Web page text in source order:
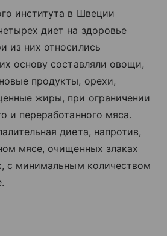
института в Швеции
диет на здоровье
из них относились
основу составляли овощи,
продукты, орехи,
жиры, при ограничении
и переработанного мяса.
диета, напротив,
мясе, очищенных злаках
с минимальным количеством